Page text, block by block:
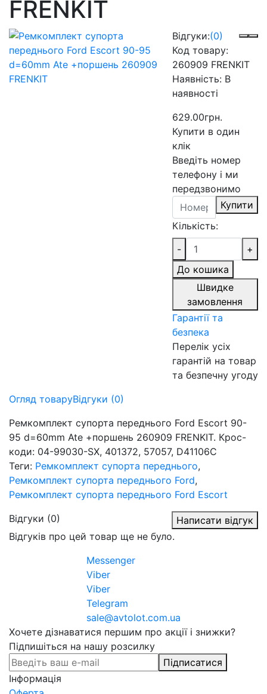
FRENKIT
Відгуки:(0)
Код товару:
260909 FRENKIT
Наявність: В
наявності
629.00грн.
Купити в один
клік
Введіть номер
телефону і ми
передзвонимо
Купити
Кількість:
-
+
До кошика
Швидке
замовлення
Гарантії та
безпека
Перелік усіх
гарантій на товар
та безпечну угоду
Огляд товаруВідгуки (0)
Ремкомплект супорта переднього Ford Escort 90-
95 d=60mm Ate +поршень 260909 FRENKIT. Крос-
коди: 04-99030-SX, 401372, 57057, D41106C
Теги: Ремкомплект супорта переднього,
Ремкомплект супорта переднього Ford,
Ремкомплект супорта переднього Ford Escort
Відгуки (0)
Написати відгук
Відгуків про цей товар ще не було.
Messenger
Viber
Viber
Telegram
sale@avtolot.com.ua
Хочете дізнаватися першим про акції і знижки?
Підпишіться на нашу розсилку
Підписатися
Інформація